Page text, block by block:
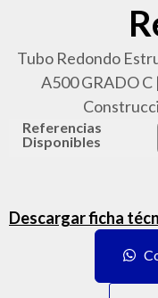
Tubo Redondo
A500 GRADO
Referencias
Disponibles
Descargar ficha